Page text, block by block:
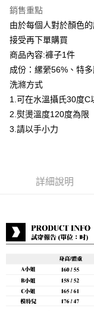
元大商業銀行
台新國際商業銀行
台灣樂天信用卡公司
全盈+PAY
ATM付款
貨到付款
運送方式
付款後全家取貨
每筆NT$80，滿
宅配到府
每筆NT$80，滿
銷售重點
由於每個人對於顏色
接受再下單購買
商品內容:褲子1件
成份：縲縈56%、特
洗滌方式
1.可在水溫攝氏30度C
2.熨燙溫度120度為限
3.請以手小力
詳細說明